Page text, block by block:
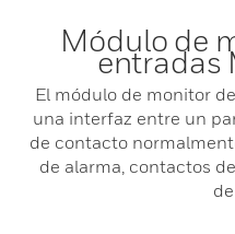
Módulo de
entradas
El módulo de monitor
una interfaz entre un
de contacto
de alarma, contactos